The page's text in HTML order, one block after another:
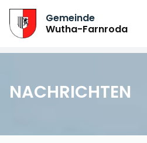
Gemeinde
Wutha-Farnroda
NACHRICHTEN